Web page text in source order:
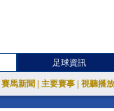
足球資訊
賽馬新聞 主要賽事 視聽播